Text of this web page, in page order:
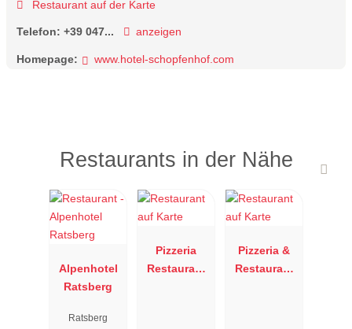
Restaurant auf der Karte
Telefon: +39 047... anzeigen
Homepage: www.hotel-schopfenhof.com
Restaurants in der Nähe
Alpenhotel
Ratsberg
Ratsberg
Pizzeria
Restaurant
Pizzeria &
Restaurant